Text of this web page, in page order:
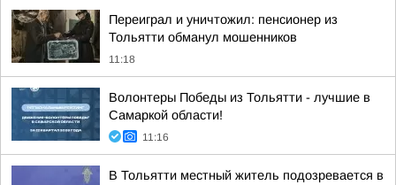
Переиграл и уничтожил: пенсионер из
Тольятти обманул мошенников
11:18
Волонтеры Победы из Тольятти - лучшие в
Самаркой области!
11:16
В Тольятти местный житель подозревается в